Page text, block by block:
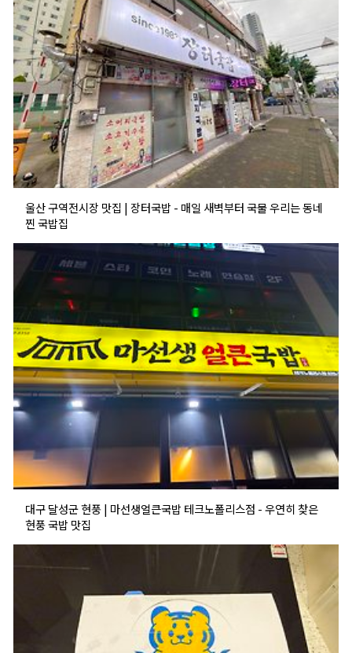
울산 구역전시장 맛집 | 장터국밥 - 매일 새벽부터 국물 우리는 동네
찐 국밥집
대구 달성군 현풍 | 마선생얼큰국밥 테크노폴리스점 - 우연히 찾은
현풍 국밥 맛집